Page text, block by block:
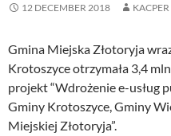
12 DECEMBER 2018
Gmina Miejska Złotoryja
Krotoszyce otrzymała 3,4
projekt “Wdrożenie e-usług
Gminy Krotoszyce, Gminy
Miejskiej Złotoryja”.